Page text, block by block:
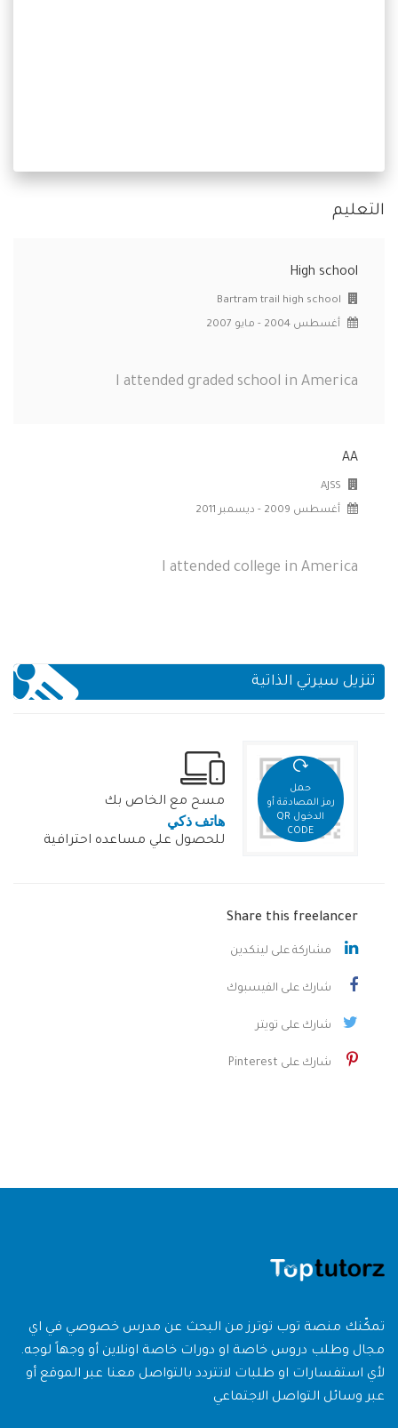
التعليم
High school
أغسطس 2004 - مايو 2007
I attended graded school in America
AA
أغسطس 2009 - ديسمبر 2011
I attended college in America
تنزيل سيرتي الذاتية
حمل
رمز المصادقة أو
الدخول QR
CODE
مسح مع الخاص بك
هاتف ذكي
للحصول علي مساعده احترافية
Share this freelancer
مشاركة على لينكدين
شارك على الفيسبوك
شارك على تويتر
شارك على Pinterest
تمكّنك منصة توب توترز من البحث عن مدرس خصوصي في اي
مجال وطلب دروس خاصة او دورات خاصة اونلاين أو وجهاً لوجه.
لأي استفسارات او طلبات لاتتردد بالتواصل معنا عبر الموقع أو
عبر وسائل التواصل الاجتماعي